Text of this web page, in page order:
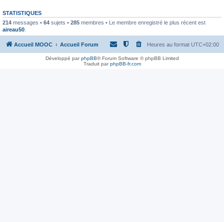
STATISTIQUES
214 messages • 64 sujets • 285 membres • Le membre enregistré le plus récent est
aireau50
Accueil MOOC Accueil Forum Heures au format UTC+02:00
Développé parphpBB® Forum Software © phpBB Limited
Traduit parphpBB-fr.com